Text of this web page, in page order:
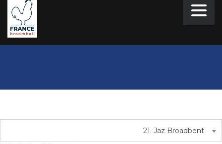
21. Jaz Broadbent